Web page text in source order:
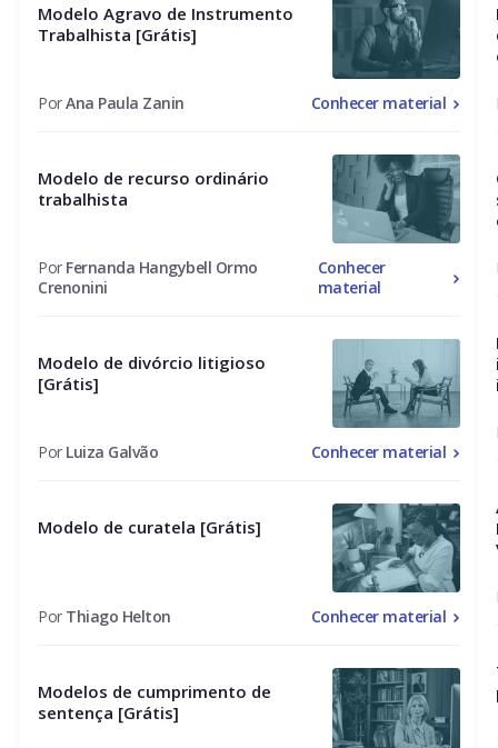
Modelo Agravo de Instrumento
Trabalhista [Grátis]
PorAna Paula Zanin Conhecer material
Modelo de recurso ordinário
trabalhista
Por Fernanda Hangybell Ormo
Crenonini
Conhecer
material
Modelo de divórcio litigioso
[Grátis]
Por Luiza Galvão Conhecer material
Modelo de curatela [Grátis]
Por Thiago Helton Conhecer material
Modelos de cumprimento de
sentença [Grátis]